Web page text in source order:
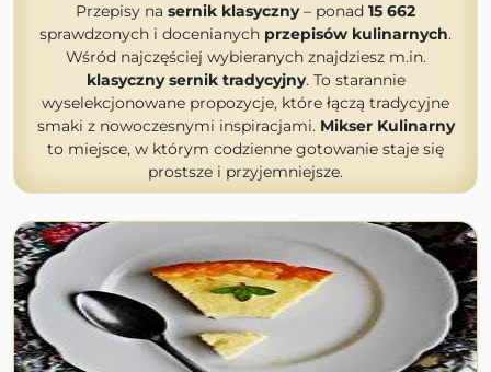
Przepisy na sernik klasyczny– ponad 15 662
sprawdzonych i docenianych przepisów kulinarnych.
Wśród najczęściej wybieranych znajdziesz m.in.
klasyczny sernik tradycyjny. To starannie
wyselekcjonowane propozycje, które łączą tradycyjne
smaki z nowoczesnymi inspiracjami. Mikser Kulinarny
to miejsce, w którym codzienne gotowanie staje się
prostsze i przyjemniejsze.